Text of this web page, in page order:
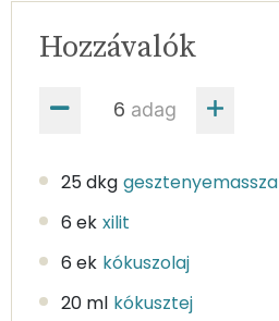
adag
Hozzávalók
25 dkg gesztenyemassza
6 ek xilit
6 ek kókuszolaj
20 ml kókusztej